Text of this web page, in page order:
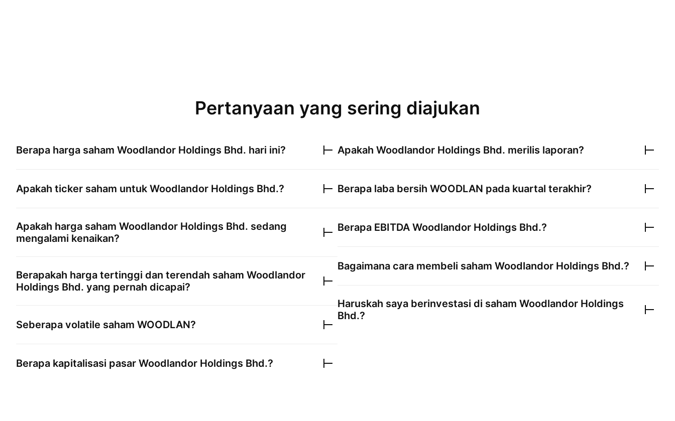
Pertanyaan yang sering diajukan
Berapa harga saham Woodlandor Holdings Bhd. hari ini?
Apakah ticker saham untuk Woodlandor Holdings Bhd.?
Apakah harga saham Woodlandor Holdings Bhd. sedang
mengalami kenaikan?
Berapakah harga tertinggi dan terendah saham Woodlandor
Holdings Bhd. yang pernah dicapai?
Seberapa volatile saham WOODLAN?
Berapa kapitalisasi pasar Woodlandor Holdings Bhd.?
Apakah Woodlandor Holdings Bhd. merilis laporan?
Berapa laba bersih WOODLAN pada kuartal terakhir?
Berapa EBITDA Woodlandor Holdings Bhd.?
Bagaimana cara membeli saham Woodlandor Holdings Bhd.?
Haruskah saya berinvestasi di saham Woodlandor Holdings
Bhd.?